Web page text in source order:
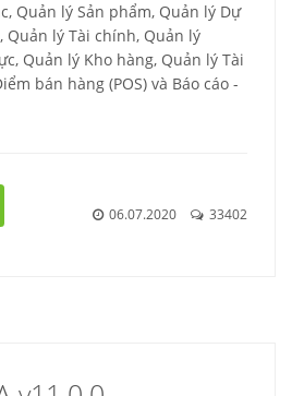
Quản lý Sản phẩm, Quản lý Dự
Quản lý Tài chính, Quản lý
Quản lý Kho hàng, Quản lý Tài
bán hàng (POS) và Báo cáo -
06.07.2020 33402